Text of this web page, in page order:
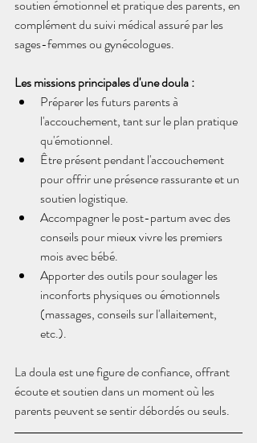
soutien émotionnel et pratique des parents, en
complément du suivi médical assuré par les
sages-femmes ou gynécologues.
Les missions principales d'une doula :
Préparer les futurs parents à
l'accouchement, tant sur le plan pratique
qu'émotionnel.
Être présent pendant l'accouchement
pour offrir une présence rassurante et un
soutien logistique.
Accompagner le post-partum avec des
conseils pour mieux vivre les premiers
mois avec bébé.
Apporter des outils pour soulager les
inconforts physiques ou émotionnels
(massages, conseils sur l'allaitement,
etc.).
La doula est une figure de confiance, offrant
écoute et soutien dans un moment où les
parents peuvent se sentir débordés ou seuls.